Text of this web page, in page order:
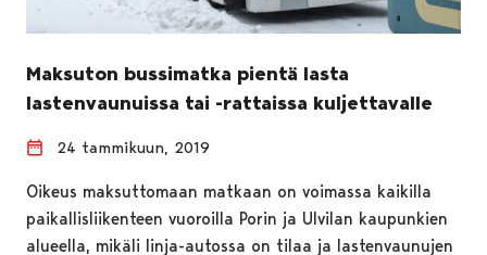
Maksuton bussimatka pientä lasta
lastenvaunuissa tai -rattaissa kuljettavalle
24 tammikuun, 2019
Oikeus maksuttomaan matkaan on voimassa kaikilla
paikallisliikenteen vuoroilla Porin ja Ulvilan kaupunkien
alueella, mikäli linja-autossa on tilaa ja lastenvaunujen